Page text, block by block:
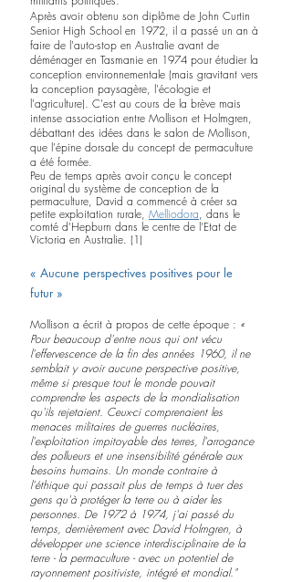
Après avoir obtenu son diplôme de John Curtin
Senior High School en 1972, il a passé un an à
faire de l'auto-stop en Australie avant de
déménager en Tasmanie en 1974 pour étudier la
conception environnementale (mais gravitant vers
la conception paysagère, l'écologie et
l'agriculture). C'est au cours de la brève mais
intense association entre Mollison et Holmgren,
débattant des idées dans le salon de Mollison,
que l'épine dorsale du concept de permaculture
a été formée.
Peu de temps après avoir conçu le concept
original du système de conception de la
permaculture, David a commencé à créer sa
petite exploitation rurale, Melliodora, dans le
comté d'Hepburn dans le centre de l’Etat de
Victoria en Australie. (1)
« Aucune perspectives positives pour le
futur »
Mollison a écrit à propos de cette époque : «
Pour beaucoup d'entre nous qui ont vécu
l'effervescence de la fin des années 1960, il ne
semblait y avoir aucune perspective positive,
même si presque tout le monde pouvait
comprendre les aspects de la mondialisation
qu'ils rejetaient. Ceux-ci comprenaient les
menaces militaires de guerres nucléaires,
l'exploitation impitoyable des terres, l'arrogance
des pollueurs et une insensibilité générale aux
besoins humains. Un monde contraire à
l'éthique qui passait plus de temps à tuer des
gens qu'à protéger la terre ou à aider les
personnes. De 1972 à 1974, j'ai passé du
temps, dernièrement avec David Holmgren, à
développer une science interdisciplinaire de la
terre - la permaculture - avec un potentiel de
rayonnement positiviste, intégré et mondial."